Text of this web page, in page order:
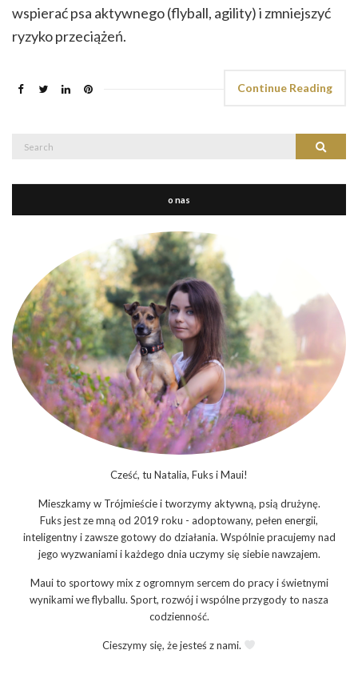
wspierać psa aktywnego (flyball, agility) i zmniejszyć
ryzyko przeciążeń.
Continue Reading
Search
Search
o nas
Cześć, tu Natalia, Fuks i Maui!
Mieszkamy w Trójmieście i tworzymy aktywną, psią drużynę.
Fuks jest ze mną od 2019 roku - adoptowany, pełen energii,
inteligentny i zawsze gotowy do działania. Wspólnie pracujemy nad
jego wyzwaniami i każdego dnia uczymy się siebie nawzajem.
Maui to sportowy mix z ogromnym sercem do pracy i świetnymi
wynikami we flyballu. Sport, rozwój i wspólne przygody to nasza
codzienność.
Cieszymy się, że jesteś z nami.